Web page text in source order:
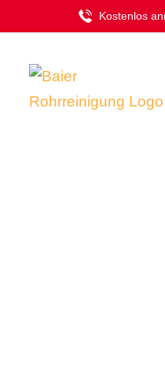
Inhalt
springen
Kostenlos